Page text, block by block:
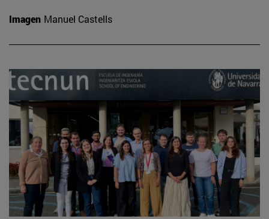
Imagen Manuel Castells